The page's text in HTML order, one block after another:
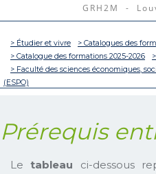
GRH2M -
> Étudier et vivre
> Catalogues des
> Catalogue des formations 2025-2026
> Faculté des sciences économiques,
(ESPO)
Prérequis
Letableau ci-dessous